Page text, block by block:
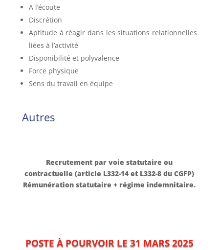
A l’écoute
Discrétion
Aptitude à réagir dans les situations relationnelles
liées à l’activité
Disponibilité et polyvalence
Force physique
Sens du travail en équipe
Autres
Recrutement par voie statutaire ou
contractuelle (article L332-14 et L332-8 du CGFP)
Rémunération statutaire + régime indemnitaire.
POSTE À POURVOIR LE 31 MARS 2025